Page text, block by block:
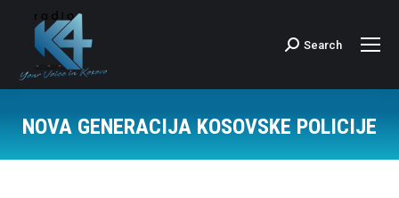
Search:
Search
NOVA GENERACIJA KOSOVSKE POLICIJE